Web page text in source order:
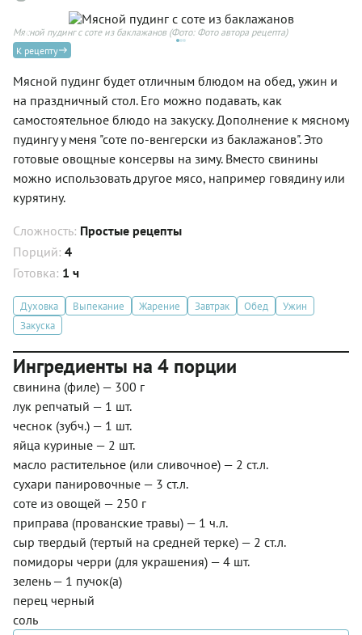
Мясной пудинг с соте из баклажанов (Фото: Фото автора рецепта)
К рецепту
Мясной пудинг будет отличным блюдом на обед, ужин и
на праздничный стол. Его можно подавать, как
самостоятельное блюдо на закуску. Дополнение к мясному
пудингу у меня "соте по-венгерски из баклажанов". Это
готовые овощные консервы на зиму. Вместо свинины
можно использовать другое мясо, например говядину или
курятину.
Сложность: Простые рецепты
Порций: 4
Готовка: 1 ч
Духовка Выпекание Жарение Завтрак Обед
Ужин
Закуска
Ингредиенты на 4 порции
свинина (филе) — 300 г
лук репчатый — 1 шт.
чеснок (зубч.) — 1 шт.
яйца куриные — 2 шт.
масло растительное (или сливочное) — 2 ст.л.
сухари панировочные — 3 ст.л.
соте из овощей — 250 г
приправа (прованские травы) — 1 ч.л.
сыр твердый (тертый на средней терке) — 2 ст.л.
помидоры черри (для украшения) — 4 шт.
зелень — 1 пучок(а)
перец черный
соль